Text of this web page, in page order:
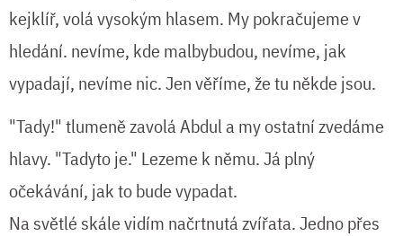
kejklíř, volá vysokým hlasem. My pokračujeme v
hledání. nevíme, kde malbybudou, nevíme, jak
vypadají, nevíme nic. Jen věříme, že tu někde jsou.
"Tady!" tlumeně zavolá Abdul a my ostatní zvedáme
hlavy. "Tadyto je." Lezeme k němu. Já plný
očekávání, jak to bude vypadat.
Na světlé skále vidím načrtnutá zvířata. Jedno přes